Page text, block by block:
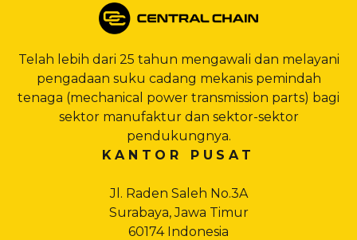
Telah lebih dari 25 tahun mengawali dan melayani
pengadaan suku cadang mekanis pemindah
tenaga (mechanical power transmission parts) bagi
sektor manufaktur dan sektor-sektor
pendukungnya.
KANTOR PUSAT
Jl. Raden Saleh No.3A
Surabaya, Jawa Timur
60174 Indonesia